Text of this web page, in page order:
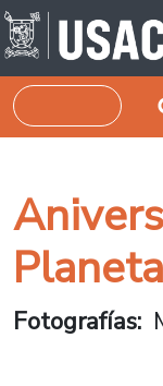
Skip to main content
Search
Fotografías